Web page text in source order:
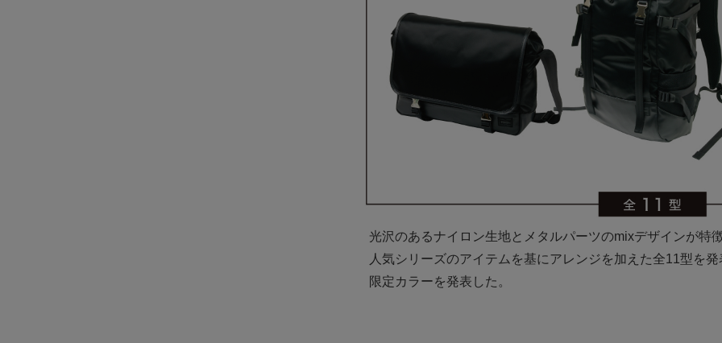
光沢のあるナイロン生地とメタルパーツのmixデザインが特
人気シリーズのアイテムを基にアレンジを加えた全11型を
限定カラーを発表した。